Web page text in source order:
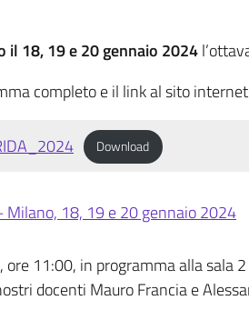
il 18, 19 e 20 gennaio 2024
completo e il link al sito internet
Download
Milano, 18, 19 e 20 gennaio 2024
ore 11:00, in programma alla sala
docenti Mauro Francia e